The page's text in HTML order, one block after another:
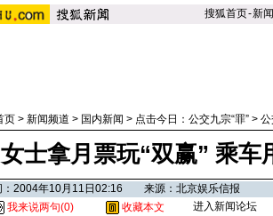
搜狐首页-新闻
页 > 新闻频道 > 国内新闻 > 点击今日：公交九宗“罪” >
女士拿月票玩“双赢” 乘车
：2004年10月11日02:16 来源：北京娱乐信报
我来说两句(0) 收藏本文 进入新闻论坛